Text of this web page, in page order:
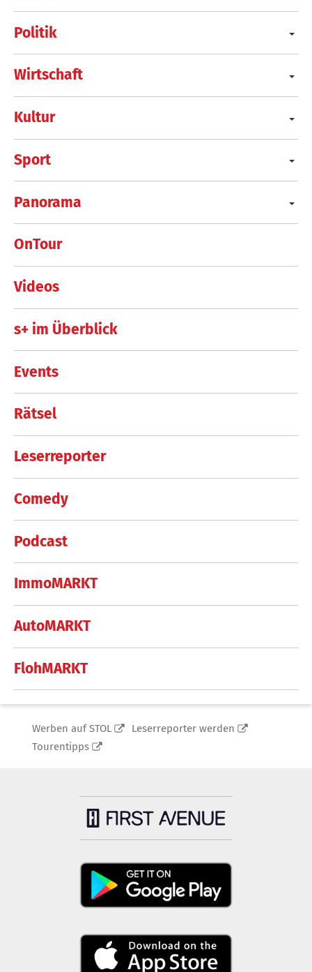
Politik
Wirtschaft
Kultur
Sport
Panorama
OnTour
Videos
s+ im Überblick
Events
Rätsel
Leserreporter
Comedy
Podcast
ImmoMARKT
AutoMARKT
FlohMARKT
Werben auf STOL
Leserreporter werden
Tourentipps